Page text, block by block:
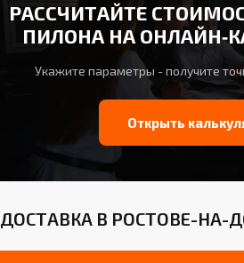
РАССЧИТАЙТЕ
ПИЛОНА НА
Укажите параметры - получите
Открыть
ДОСТАВКА В РОСТОВЕ-НА-